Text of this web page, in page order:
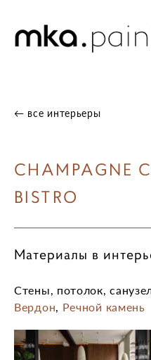
← все интерьеры
CHAMPAGNE
BISTRO
Материалы в
Стены, потолок,
Вердон, Речной камень